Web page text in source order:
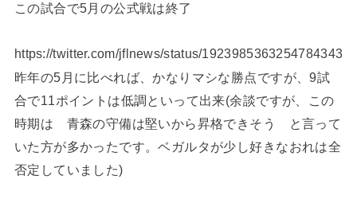
この試合で5月の公式戦は終了
https://twitter.com/jflnews/status/1923985363254784343
昨年の5月に比べれば、かなりマシな勝点ですが、9試
合で11ポイントは低調といって出来(余談ですが、この
時期は 青森の守備は堅いから昇格できそう と言って
いた方が多かったです。ベガルタが少し好きなおれは全
否定していました)